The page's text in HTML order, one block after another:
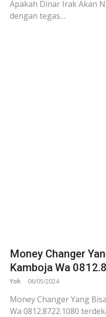
Apakah Dinar Irak Akan
dengan tegas…
Money Changer
Kamboja Wa
Yoh 06/05/2024
Money Changer Yang
Wa 0812.8722.1080